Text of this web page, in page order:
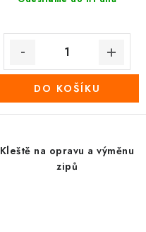
DO KOŠÍKU
Kleště na opravu a výměnu
zipů